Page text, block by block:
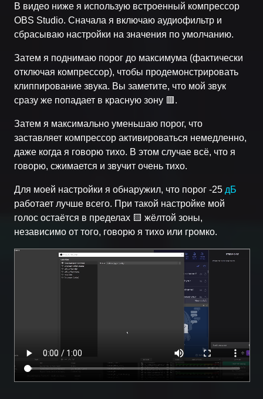
В видео ниже я использую встроенный компрессор
OBS Studio. Сначала я включаю аудиофильтр и
сбрасываю настройки на значения по умолчанию.
Затем я поднимаю порог до максимума (фактически
отключая компрессор), чтобы продемонстрировать
клиппирование звука. Вы заметите, что мой звук
сразу же попадает в красную зону 🟥.
Затем я максимально уменьшаю порог, что
заставляет компрессор активироваться немедленно,
даже когда я говорю тихо. В этом случае всё, что я
говорю, сжимается и звучит очень тихо.
Для моей настройки я обнаружил, что порог -25 дБ
работает лучше всего. При такой настройке мой
голос остаётся в пределах 🟨 жёлтой зоны,
независимо от того, говорю я тихо или громко.